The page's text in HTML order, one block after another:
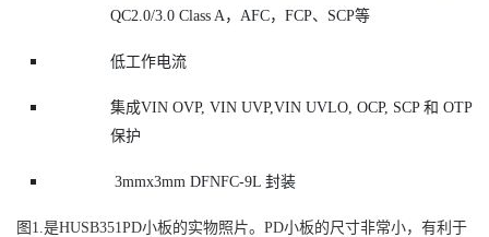
QC2.0/3.0 Class A，AFC，FCP、SCP等
低工作电流
集成VIN OVP, VIN UVP,VIN UVLO, OCP, SCP 和 OTP
保护
3mmx3mm DFNFC-9L 封装
图1.是HUSB351PD小板的实物照片。PD小板的尺寸非常小，有利于